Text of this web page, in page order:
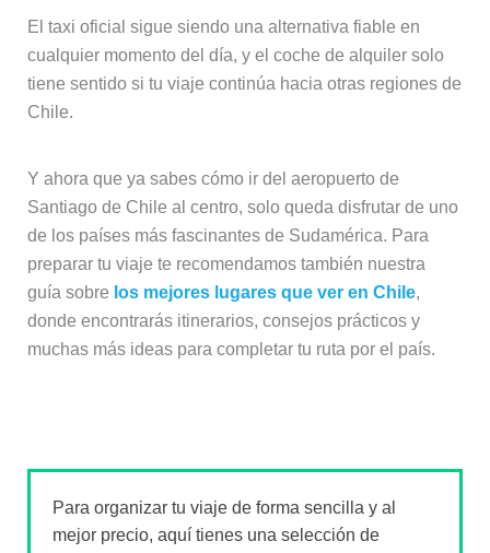
El taxi oficial sigue siendo una alternativa fiable en
cualquier momento del día, y el coche de alquiler solo
tiene sentido si tu viaje continúa hacia otras regiones de
Chile.
Y ahora que ya sabes cómo ir del aeropuerto de
Santiago de Chile al centro, solo queda disfrutar de uno
de los países más fascinantes de Sudamérica. Para
preparar tu viaje te recomendamos también nuestra
guía sobre los mejores lugares que ver en Chile,
donde encontrarás itinerarios, consejos prácticos y
muchas más ideas para completar tu ruta por el país.
Para organizar tu viaje de forma sencilla y al
mejor precio, aquí tienes una selección de